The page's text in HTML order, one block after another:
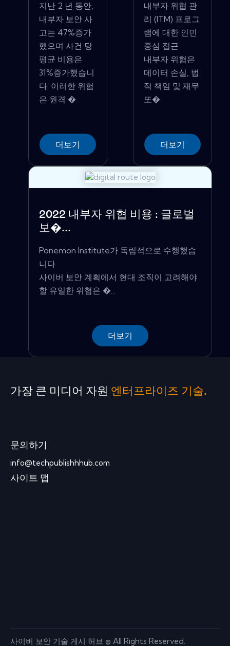
지난 2 년 동안,
내부자 보안 사
고는 47%증가
했으며 사건 당
평균 비용은
31%증가했습니
다. 이러한 위험
은 원격 �...
더보기
내부자 위협 관
리 (ITM) 프로그
램에 대한 인민
중심 접근
내부자 위협은
데이터 손실, 법
적 책임 및 재무
또�...
더보기
2022 내부자 위협 비용 : 글로벌
보�...
Ponemon Institute가 독립적으로 수행했습
니다
사이버 보안 계획에서 현대 조직이 고려해야
할 유일한 위협은 �...
더보기
가장 큰 미디어 자원 엔터프라이즈 기술.
문의하기
info@techpublishhhub.com
사이트 맵
사이버 보안 기술 게시 허브 © All Rights Reserved.